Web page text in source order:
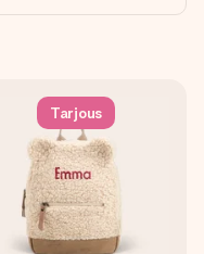
ja lähtee matkaan
Tarjous